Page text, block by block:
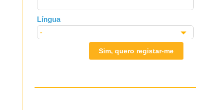
Língua
Sim, quero registar-me